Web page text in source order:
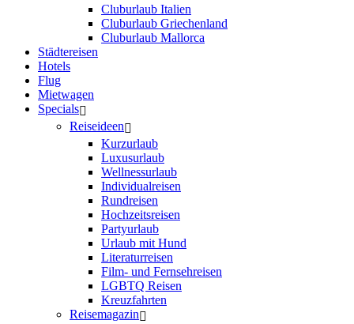
Cluburlaub Italien
Cluburlaub Griechenland
Cluburlaub Mallorca
Städtereisen
Hotels
Flug
Mietwagen
Specials
Reiseideen
Kurzurlaub
Luxusurlaub
Wellnessurlaub
Individualreisen
Rundreisen
Hochzeitsreisen
Partyurlaub
Urlaub mit Hund
Literaturreisen
Film- und Fernsehreisen
LGBTQ Reisen
Kreuzfahrten
Reisemagazin